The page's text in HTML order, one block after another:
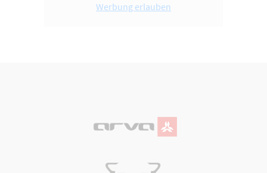
Werbung erlauben